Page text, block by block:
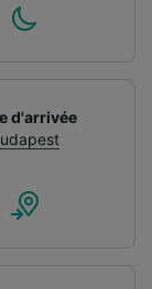
d'arrivée